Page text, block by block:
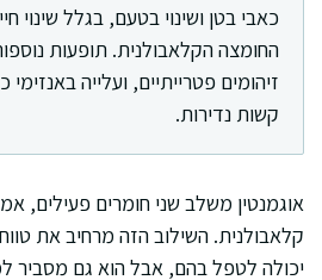
כאבי בטן ושינוי בטעם, בגלל שינוי
החומצה הקלאבולנית. תופעות
זיהומים פטרייתיים, ועלייה
קשות נדירות.
אוגמנטין משלב שני חומרים פעילים,
קלאבולנית. השילוב הזה מרחיב את
יכולה לטפל בהם, אבל הוא גם מסביר